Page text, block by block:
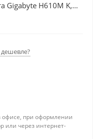
Gigabyte H610M K,
DDR4 16Gb,
офисе, при оформлении
или через интернет-